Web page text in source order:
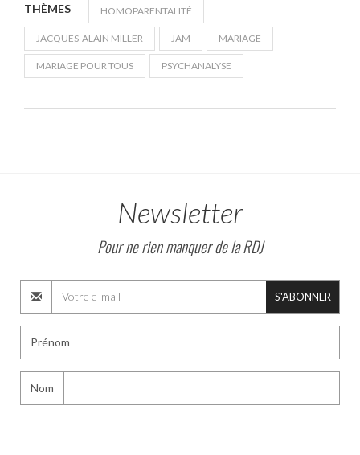
THÈMES HOMOPARENTALITÉ
JACQUES-ALAIN MILLER JAM MARIAGE
MARIAGE POUR TOUS PSYCHANALYSE
Newsletter
Pour ne rien manquer de la RDJ
S'ABONNER
Prénom
Nom